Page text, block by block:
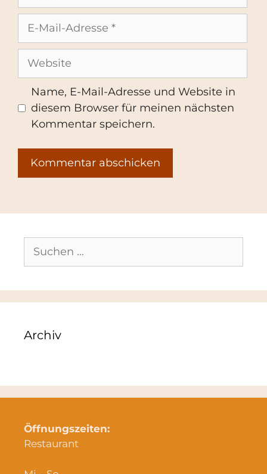
Adresse
Website
Name, E-Mail-Adresse und Website in
diesem Browser für meinen nächsten
Kommentar speichern.
Suchen
nach:
Archiv
Öffnungszeiten:
Restaurant